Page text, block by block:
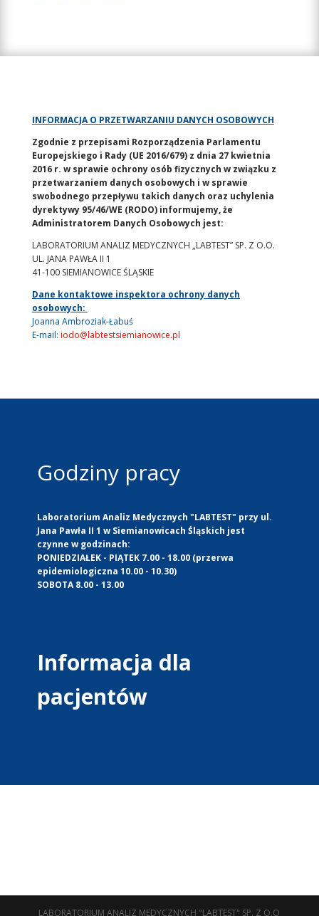
INFORMACJA O PRZETWARZANIU DANYCH OSOBOWYCH
Zgodnie z przepisami Rozporządzenia Parlamentu
Europejskiego i Rady (UE 2016/679) z dnia 27 kwietnia
2016 r. w sprawie ochrony osób fizycznych w związku z
przetwarzaniem danych osobowych i w sprawie
swobodnego przepływu takich danych oraz uchylenia
dyrektywy 95/46/WE (RODO) informujemy, że
Administratorem Danych Osobowych jest:
LABORATORIUM ANALIZ MEDYCZNYCH „LABTEST” SP. Z O.O.
UL. JANA PAWŁA II 1
41-100 SIEMIANOWICE ŚLĄSKIE
Dane kontaktowe inspektora ochrony danych
osobowych:
Joanna Ambroziak-Łabuś
E-mail: iodo@labtestsiemianowice.pl
Godziny pracy
Laboratorium Analiz Medycznych "LABTEST" przy ul.
Jana Pawła II 1 w Siemianowicach Śląskich jest
czynne w godzinach:
PONIEDZIAŁEK - PIĄTEK 7.00 - 18.00 (przerwa
epidemiologiczna 10.00 - 10.30)
SOBOTA 8.00 - 13.00
Informacja dla
pacjentów
LABORATORIUM ANALIZ MEDYCZNYCH "LABTEST" SP. Z O.O